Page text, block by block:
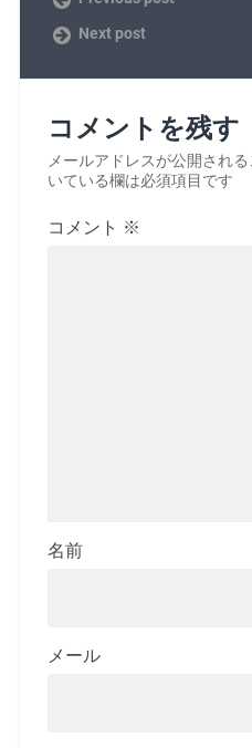
Next post
コメントを残す
メールアドレスが公開される
いている欄は必須項目です
コメント ※
名前
メール